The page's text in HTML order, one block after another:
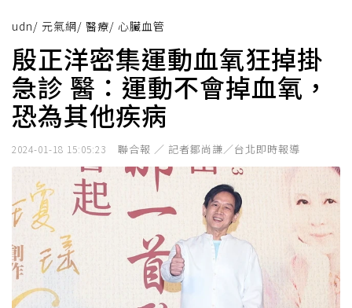
udn/ 元氣網/ 醫療/ 心臟血管
殷正洋密集運動血氧狂掉掛
急診 醫：運動不會掉血氧，
恐為其他疾病
2024-01-18 15:05:23 聯合報 ／ 記者鄒尚謙／台北即時報導